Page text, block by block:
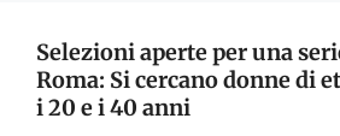
Selezioni aperte per una
Roma: Si cercano donne di
i 20 e i 40 anni